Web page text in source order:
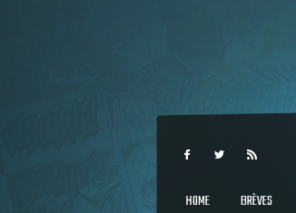
HOME BRÈVES